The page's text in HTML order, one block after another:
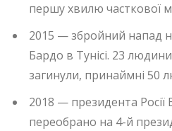
першу хвилю часткової
2015 — збройний напад
Бардо в Тунісі. 23
загинули, принаймні 50
2018 — президента
переобрано на 4-й